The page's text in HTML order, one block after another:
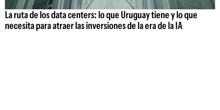
La ruta de los data centers: lo que Uruguay tiene y lo que
necesita para atraer las inversiones de la era de la IA